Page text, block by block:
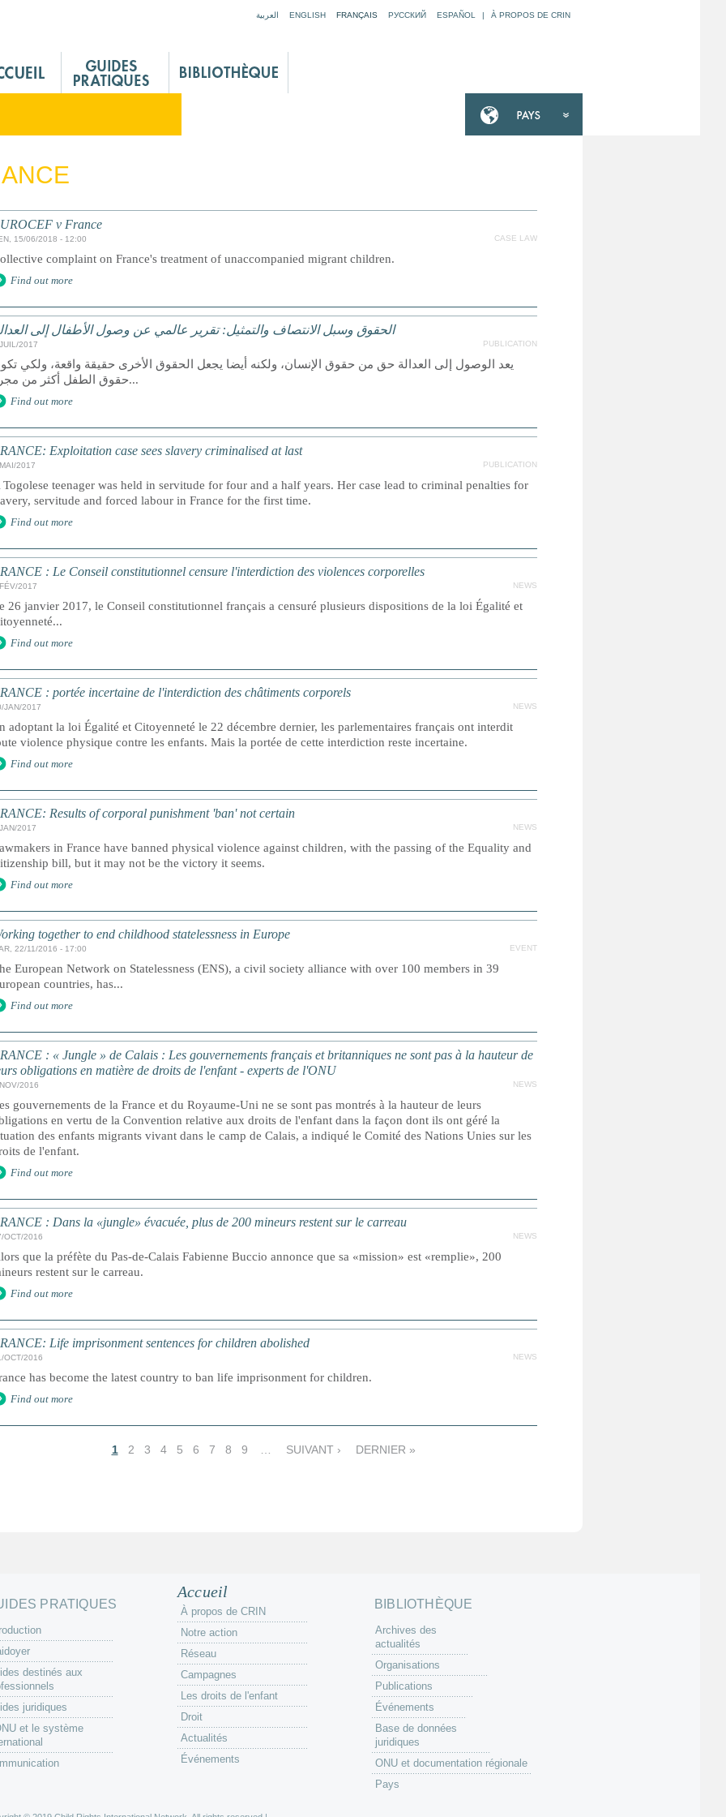
العربية ENGLISH FRANÇAIS РУССКИЙ ESPAÑOL | À PROPOS DE CRIN
v France
15/06/2018 - 12:00 CASE LAW
complaint on France's treatment of unaccompanied migrant children.
Find out more
الحقوق وسبل الانتصاف والتمثيل: تقرير عالمي عن وصول الأطفال إلى
2017 PUBLICATION
يعد الوصول إلى العدالة حق من حقوق الإنسان، ولكنه أيضا يجعل الحقوق الأخرى حقيقة واقعة، ولكي
حقوق الطفل أكثر من مجرد...
Find out more
Exploitation case sees slavery criminalised at last
2017 PUBLICATION
Togolese teenager was held in servitude for four and a half years. Her case lead to criminal penalties for
servitude and forced labour in France for the first time.
Find out more
: Le Conseil constitutionnel censure l'interdiction des violences corporelles
2017 NEWS
26 janvier 2017, le Conseil constitutionnel français a censuré plusieurs dispositions de la loi Égalité et
Find out more
: portée incertaine de l'interdiction des châtiments corporels
JAN/2017 NEWS
adoptant la loi Égalité et Citoyenneté le 22 décembre dernier, les parlementaires français ont interdit
violence physique contre les enfants. Mais la portée de cette interdiction reste incertaine.
Find out more
Results of corporal punishment 'ban' not certain
2017 NEWS
in France have banned physical violence against children, with the passing of the Equality and
bill, but it may not be the victory it seems.
Find out more
together to end childhood statelessness in Europe
22/11/2016 - 17:00 EVENT
European Network on Statelessness (ENS), a civil society alliance with over 100 members in 39
countries, has...
Find out more
: « Jungle » de Calais : Les gouvernements français et britanniques ne sont pas à la hauteur de
obligations en matière de droits de l'enfant - experts de l'ONU
2016 NEWS
gouvernements de la France et du Royaume-Uni ne se sont pas montrés à la hauteur de leurs
en vertu de la Convention relative aux droits de l'enfant dans la façon dont ils ont géré la
des enfants migrants vivant dans le camp de Calais, a indiqué le Comité des Nations Unies sur les
de l'enfant.
Find out more
: Dans la «jungle» évacuée, plus de 200 mineurs restent sur le carreau
OCT/2016 NEWS
que la préfète du Pas-de-Calais Fabienne Buccio annonce que sa «mission» est «remplie», 200
restent sur le carreau.
Find out more
Life imprisonment sentences for children abolished
OCT/2016 NEWS
has become the latest country to ban life imprisonment for children.
Find out more
1 2 3 4 5 6 7 8 9 SUIVANT › DERNIER »
PRATIQUES
destinés aux
juridiques
et le système
Accueil
À propos de CRIN
Notre action
Réseau
Campagnes
Les droits de l'enfant
Droit
Actualités
Événements
BIBLIOTHÈQUE
Archives des
actualités
Organisations
Publications
Événements
Base de données
juridiques
ONU et documentation régionale
Pays